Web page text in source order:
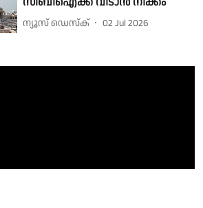
ന്യൂസ് ഡെസ്ക് 02 Jul 2026